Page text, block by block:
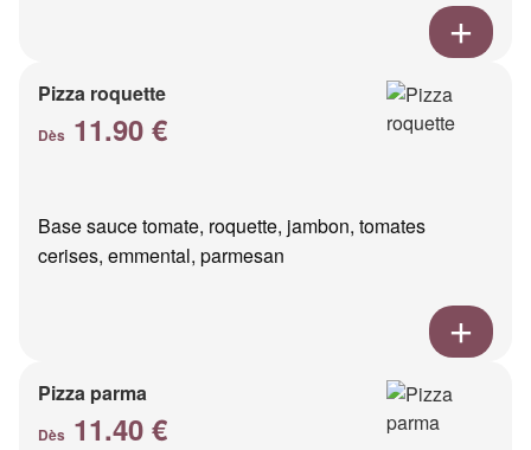
Pizza roquette
Dès 11.90 €
Base sauce tomate, roquette, jambon, tomates
cerises, emmental, parmesan
Pizza parma
Dès 11.40 €